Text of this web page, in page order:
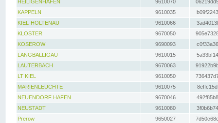
HEILIGENHAFEN
9610070
KAPPELN
9610035
KIEL-HOLTENAU
9610066
KLOSTER
9670050
KOSEROW
9690093
LANGBALLIGAU
9610015
LAUTERBACH
9670063
LT KIEL
9610050
MARIENLEUCHTE
9610075
NEUENDORF HAFEN
9670046
NEUSTADT
9610080
Prerow
9650027